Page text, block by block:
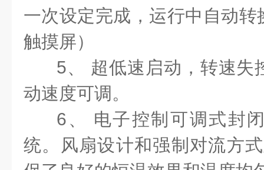
一次设定完成，运行中自动
触摸屏）
5、 超低速启动，转速失
动速度可调。
6、 电子控制可调式封
统。风扇设计和强制对流方